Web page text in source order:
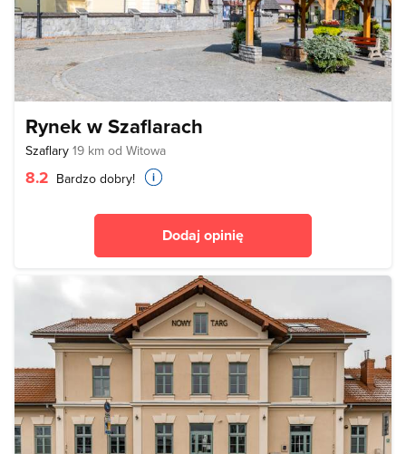
Rynek w Szaflarach
Szaflary 19 km od Witowa
8.2 Bardzo dobry!
Dodaj opinię